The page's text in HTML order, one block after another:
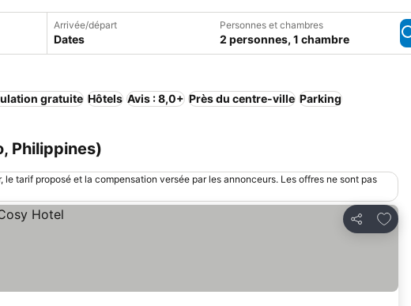
Arrivée/départ
Dates
Personnes et chambres
2 personnes, 1 chambre
gratuite Hôtels Avis : 8,0+ Près du centre-ville Parking
Philippines)
tarif proposé et la compensation versée par les annonceurs. Les offres ne sont pas
Partager